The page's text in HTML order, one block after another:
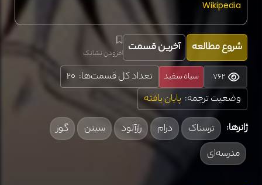
Wikipedia
شروع مطالعه آخرین قسمت افزودن نشانک
762 سیاه سفید
تعداد کل قسمت‌ها: 20
وضعیت ترجمه: پایان یافته
ژانرها:
ترسناک درام رازآلود سینن
گور
مدرسه‌ای